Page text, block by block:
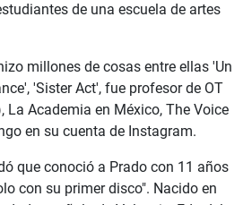
de una escuela de artes
millones de cosas entre ellas 'Un
'Sister Act', fue profesor de OT
La Academia en México, The Voice
en su cuenta de Instagram.
que conoció a Prado con 11 años
con su primer disco". Nacido en